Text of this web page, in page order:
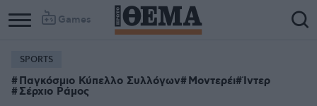
Games
SPORTS
Παγκόσμιο Κύπελλο Συλλόγων Μοντερέι Ίντερ
Σέρχιο Ράμος